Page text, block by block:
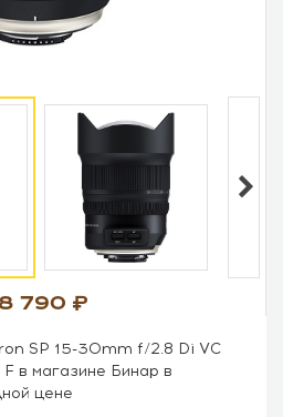
790
SP 15-30mm f/2.8 Di VC
в магазине Бинар в
цене